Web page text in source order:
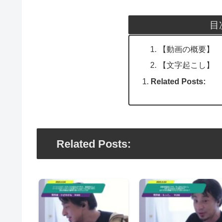
目
【動画の概要】
【文字起こし】
Related Posts:
Related Posts: